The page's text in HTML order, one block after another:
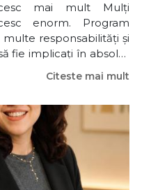
mai mult Mulți
enorm. Program
responsabilități și
fie implicați în absolut
În cadrul întâlnirii
Citeste mai mult